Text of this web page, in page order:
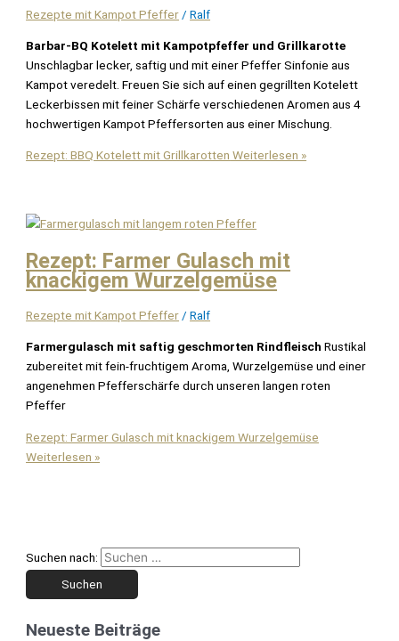
Rezepte mit Kampot Pfeffer /Ralf
Barbar-BQ Kotelett mit Kampotpfeffer und Grillkarotte
Unschlagbar lecker, saftig und mit einer Pfeffer Sinfonie aus
Kampot veredelt. Freuen Sie sich auf einen gegrillten Kotelett
Leckerbissen mit feiner Schärfe verschiedenen Aromen aus 4
hochwertigen Kampot Pfeffersorten aus einer Mischung.
Rezept: BBQ Kotelett mit Grillkarotten Weiterlesen »
Rezept: Farmer Gulasch mit
knackigem Wurzelgemüse
Rezepte mit Kampot Pfeffer/Ralf
Farmergulasch mit saftig geschmorten Rindfleisch Rustikal
zubereitet mit fein-fruchtigem Aroma, Wurzelgemüse und einer
angenehmen Pfefferschärfe durch unseren langen roten
Pfeffer
Rezept: Farmer Gulasch mit knackigem Wurzelgemüse
Weiterlesen »
Suchen nach:
Neueste Beiträge